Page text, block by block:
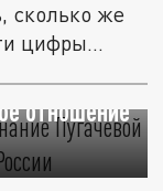
сколько же
цифры...
отношение